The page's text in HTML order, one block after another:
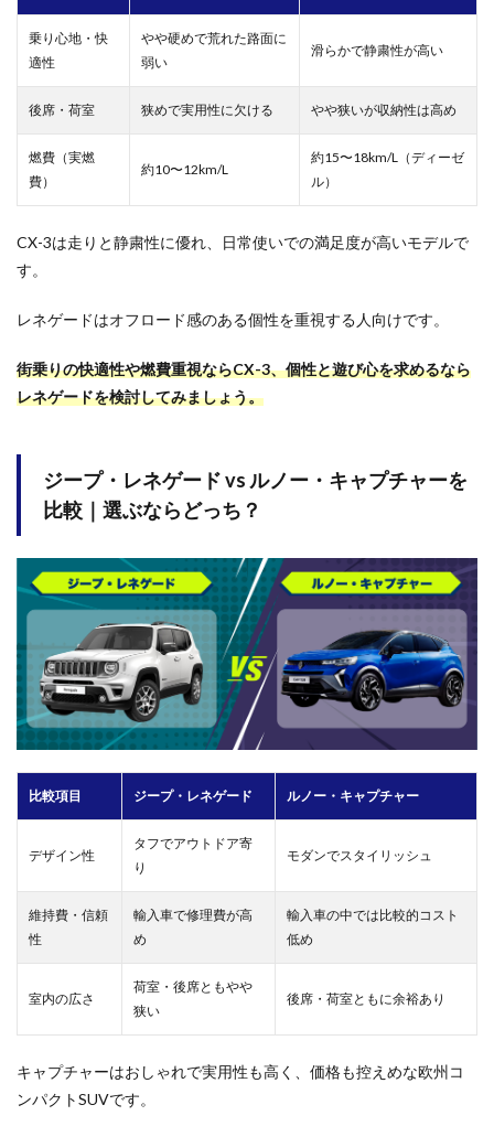
乗り心地・快
適性
やや硬めで荒れた路面に
弱い
滑らかで静粛性が高い
後席・荷室 狭めで実用性に欠ける やや狭いが収納性は高め
燃費（実燃
費）
約10〜12km/L
約15〜18km/L（ディーゼ
ル）
CX-3は走りと静粛性に優れ、日常使いでの満足度が高いモデルで
す。
レネゲードはオフロード感のある個性を重視する人向けです。
街乗りの快適性や燃費重視ならCX-3、個性と遊び心を求めるなら
レネゲードを検討してみましょう。
ジープ・レネゲード vs ルノー・キャプチャーを
比較｜選ぶならどっち？
比較項目 ジープ・レネゲード ルノー・キャプチャー
デザイン性
タフでアウトドア寄
り
モダンでスタイリッシュ
維持費・信頼
性
輸入車で修理費が高
め
輸入車の中では比較的コスト
低め
室内の広さ
荷室・後席ともやや
狭い
後席・荷室ともに余裕あり
キャプチャーはおしゃれで実用性も高く、価格も控えめな欧州コ
ンパクトSUVです。